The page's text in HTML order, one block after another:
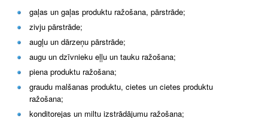
gaļas un gaļas produktu ražošana, pārstrāde;
zivju pārstrāde;
augļu un dārzeņu pārstrāde;
augu un dzīvnieku eļļu un tauku ražošana;
piena produktu ražošana;
graudu malšanas produktu, cietes un cietes produktu
ražošana;
konditorejas un miltu izstrādājumu ražošana;